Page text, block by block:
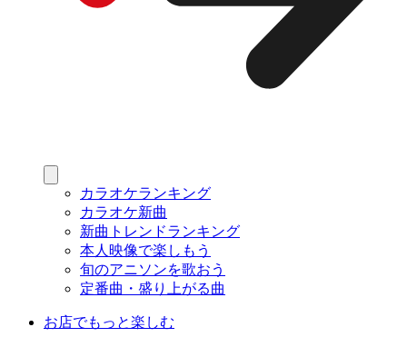
カラオケランキング
カラオケ新曲
新曲トレンドランキング
本人映像で楽しもう
旬のアニソンを歌おう
定番曲・盛り上がる曲
お店でもっと楽しむ